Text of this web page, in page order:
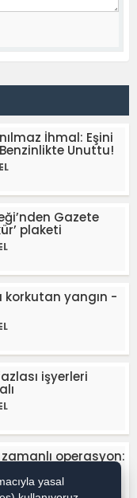
İhmal: Eşini
Unuttu!
Gazete
plaketi
korkutan yangın -
işyerleri
zamanlı operasyon:
yasal